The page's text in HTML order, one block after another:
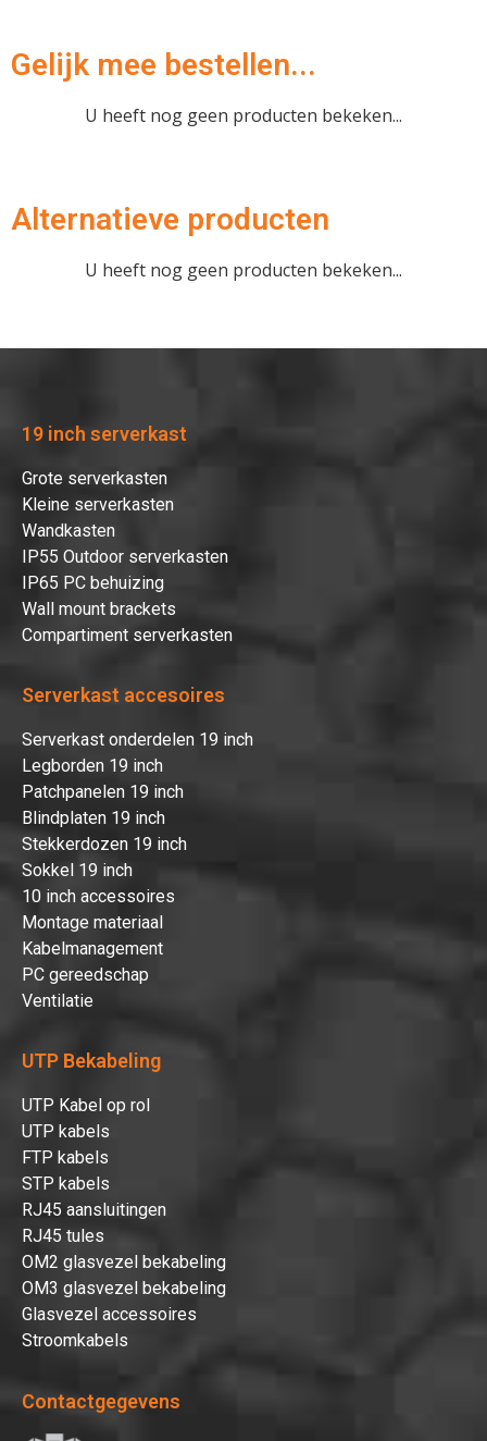
Gelijk mee bestellen...
U heeft nog geen producten bekeken...
Alternatieve producten
U heeft nog geen producten bekeken...
19 inch serverkast
Grote serverkasten
Kleine serverkasten
Wandkasten
IP55 Outdoor serverkasten
IP65 PC behuizing
Wall mount brackets
Compartiment serverkasten
Serverkast accesoires
Serverkast onderdelen 19 inch
Legborden 19 inch
Patchpanelen 19 inch
Blindplaten 19 inch
Stekkerdozen 19 inch
Sokkel 19 inch
10 inch accessoires
Montage materiaal
Kabelmanagement
PC gereedschap
Ventilatie
UTP Bekabeling
UTP Kabel op rol
UTP kabels
FTP kabels
STP kabels
RJ45 aansluitingen
RJ45 tules
OM2 glasvezel bekabeling
OM3 glasvezel bekabeling
Glasvezel accessoires
Stroomkabels
Contactgegevens
aan uw winkelwagen!